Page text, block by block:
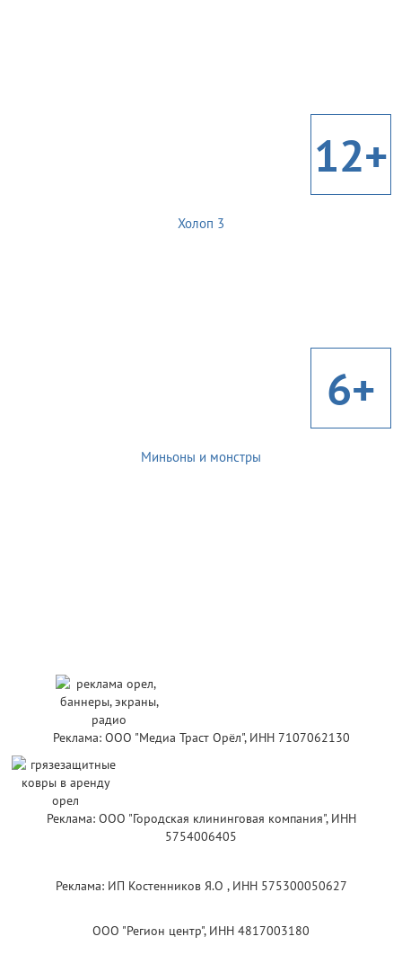
12+
Холоп 3
6+
Миньоны и монстры
Реклама: ООО "Медиа Траст Орёл", ИНН 7107062130
Реклама: ООО "Городская клининговая компания", ИНН
5754006405
Реклама: ИП Костенников Я.О , ИНН 575300050627
ООО "Регион центр", ИНН 4817003180